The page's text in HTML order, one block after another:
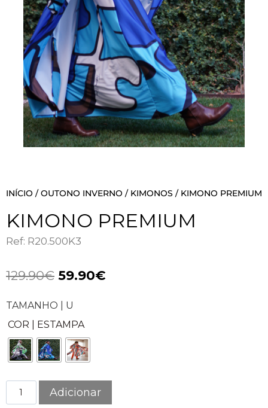
INÍCIO /OUTONO INVERNO / KIMONOS / KIMONO PREMIUM
KIMONO PREMIUM
Ref: R20.500K3
129.90€ 59.90€
TAMANHO | U
COR | ESTAMPA
Adicionar